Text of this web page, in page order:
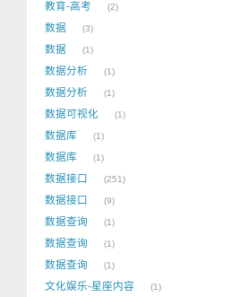
教育-高考 2
数据 3
数据 1
数据分析 1
数据分析 1
数据可视化 1
数据库 1
数据库 1
数据接口 251
数据接口 9
数据查询 1
数据查询 1
数据查询 1
文化娱乐-星座内容 1